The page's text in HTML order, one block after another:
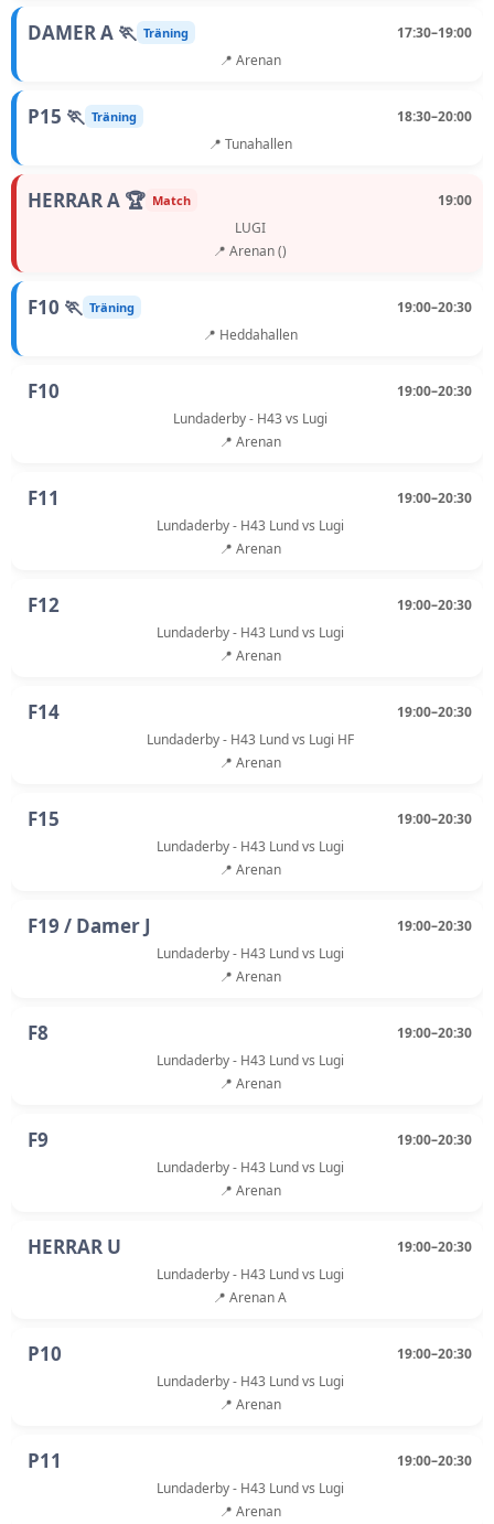
DAMER A 🏃 Träning
17:30–19:00
📍 Arenan
P15 🏃 Träning
18:30–20:00
📍 Tunahallen
HERRAR A 🏆 Match
19:00
LUGI
📍 Arenan ()
F10 🏃 Träning
19:00–20:30
📍 Heddahallen
F10
19:00–20:30
Lundaderby - H43 vs Lugi
📍 Arenan
F11
19:00–20:30
Lundaderby - H43 Lund vs Lugi
📍 Arenan
F12
19:00–20:30
Lundaderby - H43 Lund vs Lugi
📍 Arenan
F14
19:00–20:30
Lundaderby - H43 Lund vs Lugi HF
📍 Arenan
F15
19:00–20:30
Lundaderby - H43 Lund vs Lugi
📍 Arenan
F19 / Damer J
19:00–20:30
Lundaderby - H43 Lund vs Lugi
📍 Arenan
F8
19:00–20:30
Lundaderby - H43 Lund vs Lugi
📍 Arenan
F9
19:00–20:30
Lundaderby - H43 Lund vs Lugi
📍 Arenan
HERRAR U
19:00–20:30
Lundaderby - H43 Lund vs Lugi
📍 Arenan A
P10
19:00–20:30
Lundaderby - H43 Lund vs Lugi
📍 Arenan
P11
19:00–20:30
Lundaderby - H43 Lund vs Lugi
📍 Arenan